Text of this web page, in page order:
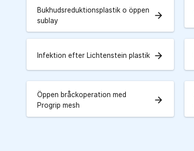
Bukhudsreduktionsplastik o öppen
sublay
arrow_forward
Infektion efter Lichtenstein plastik arrow_forward
Öppen bråckoperation med
Progrip mesh
arrow_forward